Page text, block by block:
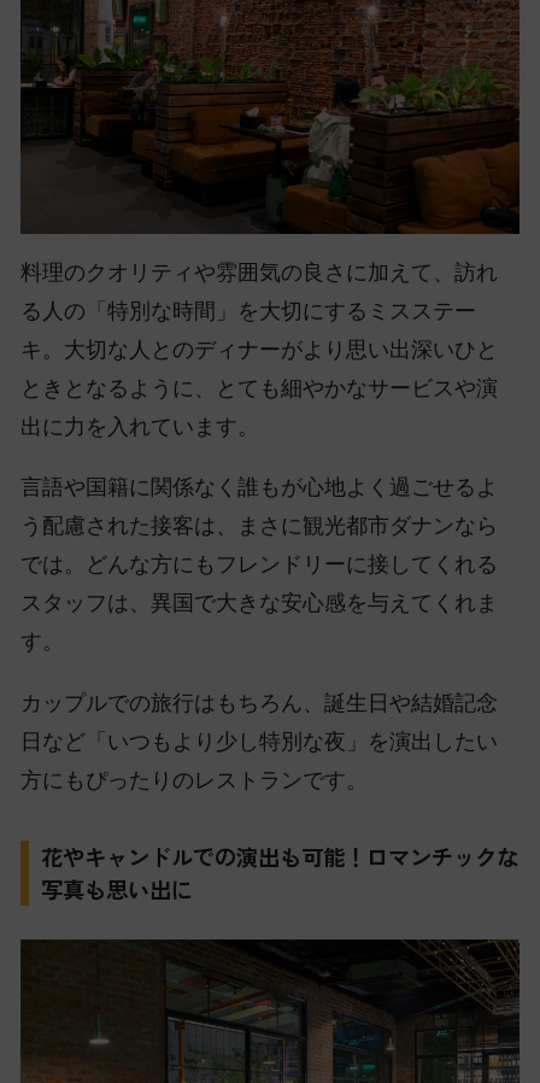
料理のクオリティや雰囲気の良さに加えて、訪れ
る人の「特別な時間」を大切にするミスステー
キ。大切な人とのディナーがより思い出深いひと
ときとなるように、とても細やかなサービスや演
出に力を入れています。
言語や国籍に関係なく誰もが心地よく過ごせるよ
う配慮された接客は、まさに観光都市ダナンなら
では。どんな方にもフレンドリーに接してくれる
スタッフは、異国で大きな安心感を与えてくれま
す。
カップルでの旅行はもちろん、誕生日や結婚記念
日など「いつもより少し特別な夜」を演出したい
方にもぴったりのレストランです。
花やキャンドルでの演出も可能！ロマンチックな
写真も思い出に